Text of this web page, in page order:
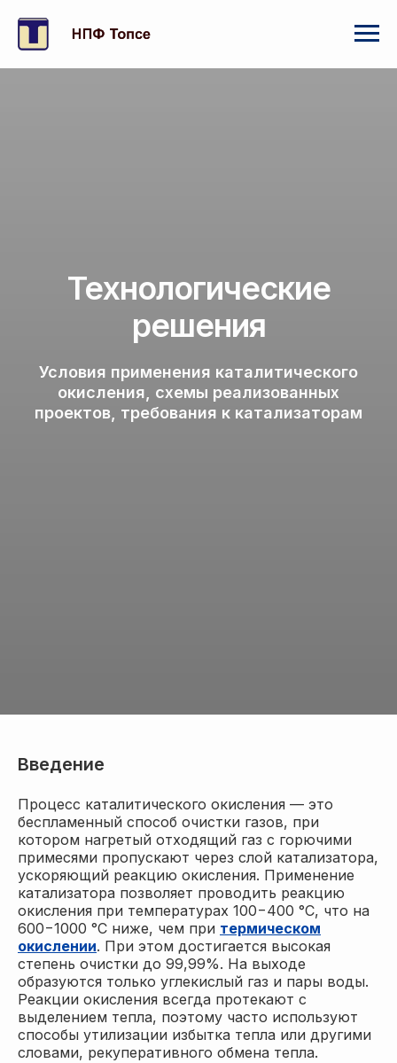
Технологические
решения
Условия применения каталитического
окисления, схемы реализованных
проектов, требования к катализаторам
Введение
Процесс каталитического окисления — это
беспламенный способ очистки газов, при
котором нагретый отходящий газ с горючими
примесями пропускают через слой катализатора,
ускоряющий реакцию окисления. Применение
катализатора позволяет проводить реакцию
окисления при температурах 100−400 °С, что на
600−1000 °С ниже, чем при термическом
окислении. При этом достигается высокая
степень очистки до 99,99%. На выходе
образуются только углекислый газ и пары воды.
Реакции окисления всегда протекают с
выделением тепла, поэтому часто используют
способы утилизации избытка тепла или другими
словами, рекуперативного обмена тепла.